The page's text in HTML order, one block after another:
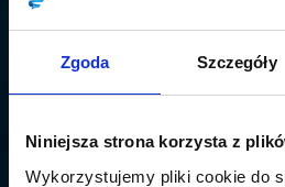
Zgoda Szczegóły
Niniejsza strona korzysta z
Wykorzystujemy pliki cookie do